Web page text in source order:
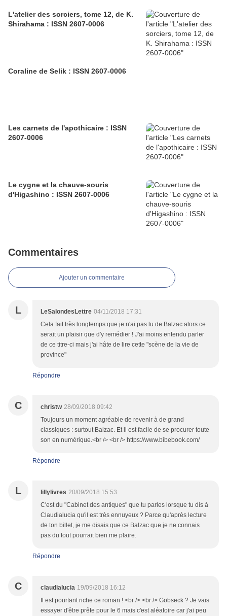
L'atelier des sorciers, tome 12, de K.
Shirahama : ISSN 2607-0006
Coraline de Selik : ISSN 2607-0006
Les carnets de l'apothicaire : ISSN
2607-0006
Le cygne et la chauve-souris
d'Higashino : ISSN 2607-0006
Commentaires
Ajouter un commentaire
L LeSalondesLettre 04/11/2018 17:31
Cela fait très longtemps que je n'ai pas lu de Balzac alors ce
serait un plaisir que d'y remédier ! J'ai moins entendu parler
de ce titre-ci mais j'ai hâte de lire cette "scène de la vie de
province"
Répondre
C christw 28/09/2018 09:42
Toujours un moment agréable de revenir à de grand
classiques : surtout Balzac. Et il est facile de se procurer toute
son en numérique.<br /> <br /> https://www.bibebook.com/
Répondre
L lillylivres 20/09/2018 15:53
C'est du "Cabinet des antiques" que tu parles lorsque tu dis à
Claudialucia qu'il est très ennuyeux ? Parce qu'après lecture
de ton billet, je me disais que ce Balzac que je ne connais
pas du tout pourrait bien me plaire.
Répondre
C claudialucia 19/09/2018 16:12
Il est pourtant riche ce roman ! <br /> <br /> Gobseck ? Je vais
essayer d'être prête pour le 6 mais c'est aléatoire car j'ai peu